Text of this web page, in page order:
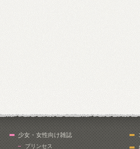
少女・女性向け雑誌
プリンセス